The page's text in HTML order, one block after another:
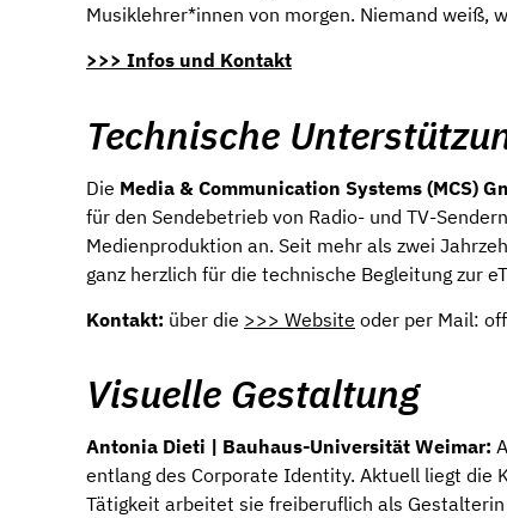
Musiklehrer*innen von morgen. Niemand weiß,
>>> Infos und Kontakt
Technische
Die Media & Communication Systems (MCS)
für den Sendebetrieb von Radio- und TV-
Medienproduktion an. Seit mehr als zwei
ganz herzlich für die technische Begleitung zur
Kontakt: über die >>> Website oder per Mail:
Visuelle Gestaltung
Antonia Dieti | Bauhaus-Universität Weimar:
entlang des Corporate Identity. Aktuell liegt die
Tätigkeit arbeitet sie freiberuflich als